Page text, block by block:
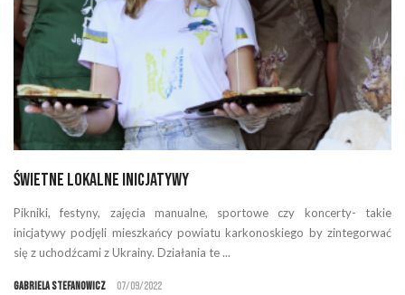
Świetne lokalne inicjatywy
Pikniki, festyny, zajęcia manualne, sportowe czy koncerty- takie
inicjatywy podjęli mieszkańcy powiatu karkonoskiego by zintegorwać
się z uchodźcami z Ukrainy. Działania te ...
Gabriela Stefanowicz 07/09/2022